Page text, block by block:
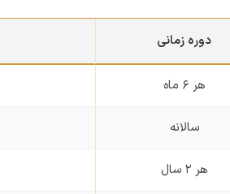
دوره زمانی
هر ۶ ماه
سالانه
هر ۲ سال